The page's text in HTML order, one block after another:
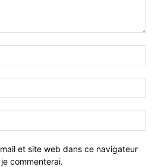
et site web dans ce navigateur
commenterai.